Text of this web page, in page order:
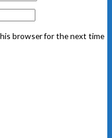
browser for the next time